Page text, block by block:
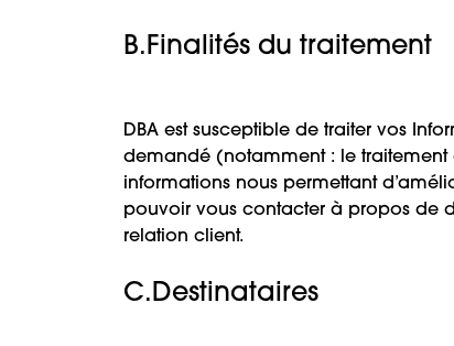
B.Finalités du traitement
DBA est susceptible de traiter vos
demandé (notamment : le
informations nous permettant
pouvoir vous contacter à propos de
relation client.
C.Destinataires